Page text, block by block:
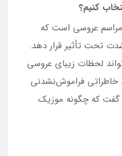
کنیم؟
عروسی است که
تحت تأثیر قرار دهد.
لحظات زیبای عروسی
خاطراتی فراموش‌نشدنی
گفت که چگونه موزیک